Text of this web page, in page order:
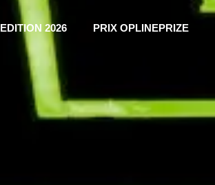
EDITION 2026 PRIX OPLINEPRIZE